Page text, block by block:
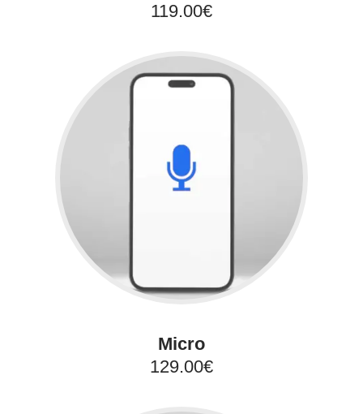
119.00€
Micro
129.00€